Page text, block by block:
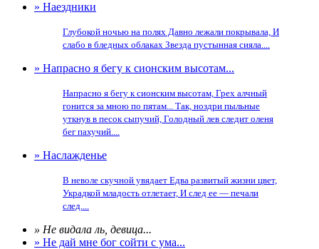
» Наездники
Глубокой ночью на полях Давно лежали покрывала, И
слабо в бледных облаках Звезда пустынная сияла....
» Напрасно я бегу к сионским высотам...
Напрасно я бегу к сионским высотам, Грех алчный
гонится за мною по пятам... Так, ноздри пыльные
уткнув в песок сыпучий, Голодный лев следит оленя
бег пахучий....
» Наслажденье
В неволе скучной увядает Едва развитый жизни цвет,
Украдкой младость отлетает, И след ее — печали
след....
» Не видала ль, девица...
» Не дай мне бог сойти с ума...